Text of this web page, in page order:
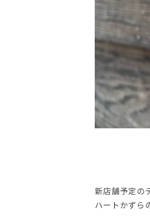
新店舗予定の
ハートかずら